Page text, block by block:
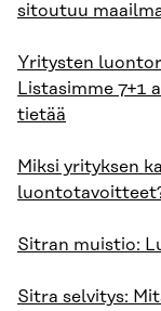
sitoutuu
Yritysten
Listasimme 7+1
tietää
Miksi yrityksen
Sitran muistio:
Sitra selvitys: